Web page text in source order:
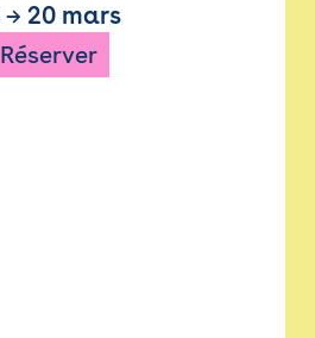
→ 20 mars
Réserver